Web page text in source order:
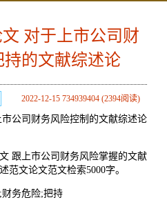
对于上市公司财
持的文献综述论
2022-12-15 734939404 (2394阅读)
公司财务风险控制的文献综述论
跟上市公司财务风险掌握的文献
范文论文范文检索5000字。
财务危险;把持